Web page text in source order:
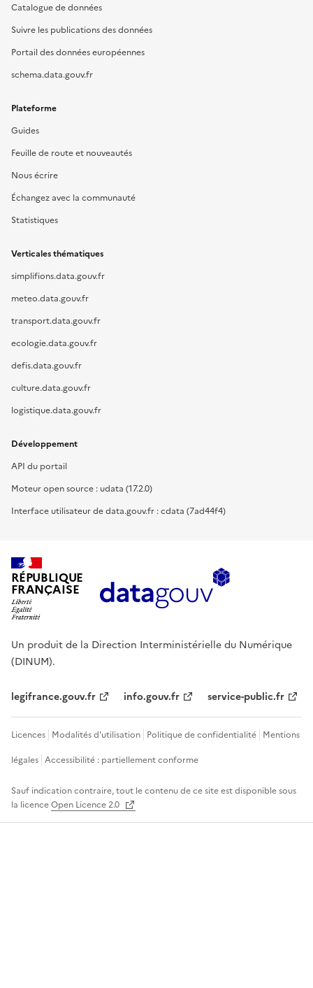
Catalogue de données
Suivre les publications des données
Portail des données européennes
schema.data.gouv.fr
Plateforme
Guides
Feuille de route et nouveautés
Nous écrire
Échangez avec la communauté
Statistiques
Verticales thématiques
simplifions.data.gouv.fr
meteo.data.gouv.fr
transport.data.gouv.fr
ecologie.data.gouv.fr
defis.data.gouv.fr
culture.data.gouv.fr
logistique.data.gouv.fr
Développement
API du portail
Moteur open source : udata (17.2.0)
Interface utilisateur de data.gouv.fr : cdata (7ad44f4)
RÉPUBLIQUE
FRANÇAISE
Un produit de la Direction Interministérielle du Numérique
(DINUM).
legifrance.gouv.fr info.gouv.fr service-public.fr
Licences Modalités d'utilisation Politique de confidentialité Mentions
légales Accessibilité : partiellement conforme
Sauf indication contraire, tout le contenu de ce site est disponible sous
la licenceOpen Licence 2.0